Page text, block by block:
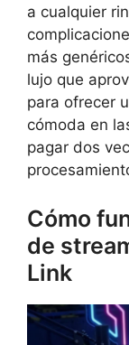
a cualquier
más
lujo que
para ofrecer
cómoda en
pagar dos
Cómo
de
Link